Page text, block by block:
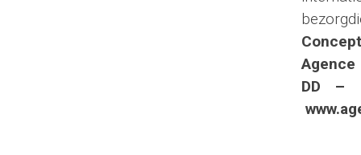
Agence
DD –